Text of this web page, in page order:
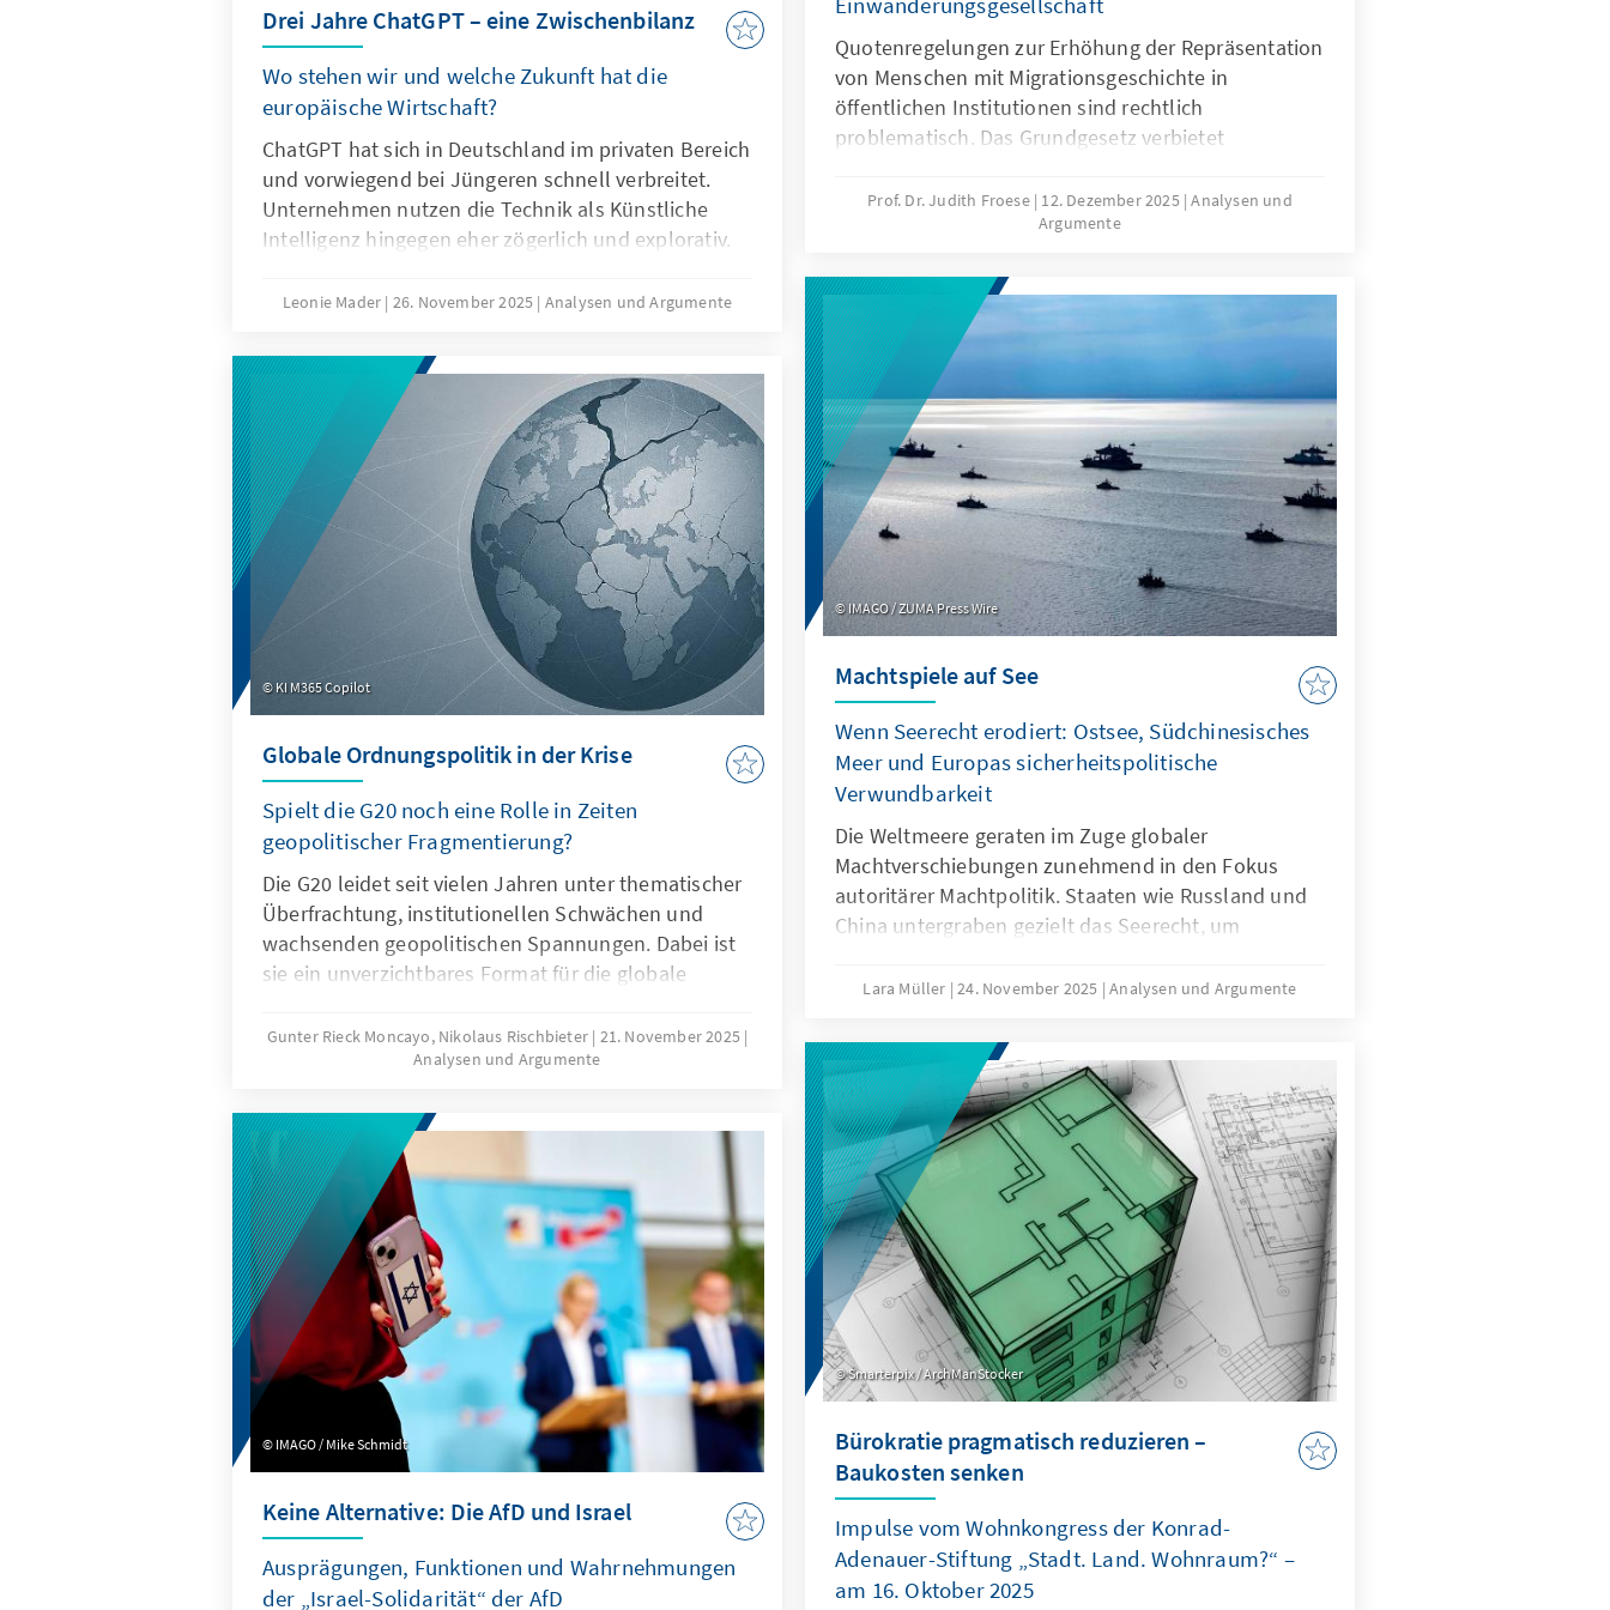
Quotenregelungen zur Erhöhung der Repräsentation
von Menschen mit Migrationsgeschichte in
öffentlichen Institutionen sind rechtlich
problematisch. Das Grundgesetz verbietet
zugunsten von Menschen mit Migrationsgeschichte
fehlt eine verfassungsrechtliche Grundlage. Das
eingewanderte Menschen sind nur zu Beginn
sinnvoll. Später besteht die herausfordernde
Aufgabe der Abgrenzung der Gruppe.
Prof. Dr. Judith Froese 12. Dezember 2025 Analysen und
Argumente
Drei Jahre ChatGPT – eine Zwischenbilanz
Wo stehen wir und welche Zukunft hat die
europäische Wirtschaft?
ChatGPT hat sich in Deutschland im privaten Bereich
und vorwiegend bei Jüngeren schnell verbreitet.
Unternehmen nutzen die Technik als Künstliche
Intelligenz hingegen eher zögerlich und explorativ.
Eigenschaften von ChatGPT, sondern auch
Spezifikation. Für Europa geht es deshalb nicht
darum, ChatGPT mit Verzögerung nachzubauen.
Vielmehr gilt es eigene Modelle zu entwickeln oder
außereuropäische so anzupassen, dass sie als
Produkte besser zu den institutionalisierten
Strukturen passen.
Leonie Mader 26. November 2025 Analysen und Argumente
IMAGO / ZUMA Press Wire
Machtspiele auf See
Wenn Seerecht erodiert: Ostsee, Südchinesisches
Meer und Europas sicherheitspolitische
Verwundbarkeit
Die Weltmeere geraten im Zuge globaler
Machtverschiebungen zunehmend in den Fokus
autoritärer Machtpolitik. Staaten wie Russland und
China untergraben gezielt das Seerecht, um
die als „Lawfare“ bekannt ist. In der Ostsee zeigen
Südchinesischen Meer demonstriert China, wie
Recht zur Machtfrage wird. Beide Fälle
verdeutlichen: Wo das Seerecht unterwandert wird,
geraten Europas Sicherheit, Handlungsfähigkeit und
die regelbasierte Ordnung ins Wanken.
Lara Müller 24. November 2025 Analysen und Argumente
KI M365 Copilot
Globale Ordnungspolitik in der Krise
Spielt die G20 noch eine Rolle in Zeiten
geopolitischer Fragmentierung?
Die G20 leidet seit vielen Jahren unter thematischer
Überfrachtung, institutionellen Schwächen und
wachsenden geopolitischen Spannungen. Dabei ist
sie ein unverzichtbares Format für die globale
und Wirksamkeit zurückgewinnen. Dies kann nur
gelingen, wenn die G20 sich auf ihr Kernmandat
Planungsinstanz weiterentwickelt, die OECD als
Quasi-Sekretariat institutionell stärkt und ihre
Arbeitsweise stärker auf umsetzbare Ergebnisse
ausrichtet.
Gunter Rieck Moncayo, Nikolaus Rischbieter 21. November 2025
Analysen und Argumente
Smarterpix / ArchManStocker
Bürokratie pragmatisch reduzieren –
Baukosten senken
Impulse vom Wohnkongress der Konrad-
Adenauer-Stiftung „Stadt. Land. Wohnraum?“ –
am 16. Oktober 2025
IMAGO / Mike Schmidt
Keine Alternative: Die AfD und Israel
Ausprägungen, Funktionen und Wahrnehmungen
der „Israel-Solidarität“ der AfD